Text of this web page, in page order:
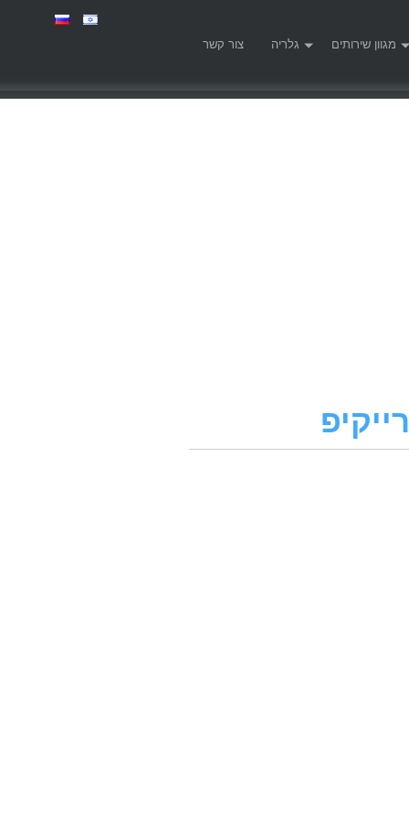
צור קשר גלריה מגוון שירותים